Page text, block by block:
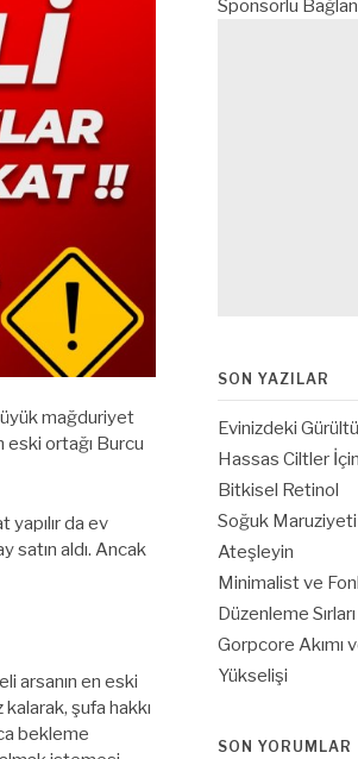
mağduriyet
eski ortağı Burcu
yapılır da ev
satın aldı. Ancak
arsanın en eski
şufa hakkı
bekleme
Sponsorlu
SON YAZILAR
Evinizdeki
Hassas Ciltler
Bitkisel Retinol
Soğuk
Ateşleyin
Minimalist ve
Düzenleme Sırları
Gorpcore Akımı
Yükselişi
SON YORUMLAR